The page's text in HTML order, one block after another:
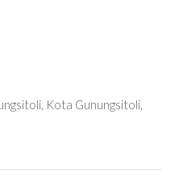
Kota Gunungsitoli,